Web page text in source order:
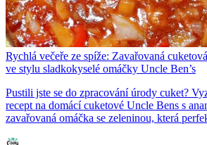
Rychlá večeře ze spíže: Zavařovaná
ve stylu sladkokyselé omáčky Uncle Ben’s
Pustili jste se do zpracování úrody cuket?
recept na domácí cuketové Uncle Bens s
zavařovaná omáčka se zeleninou, která